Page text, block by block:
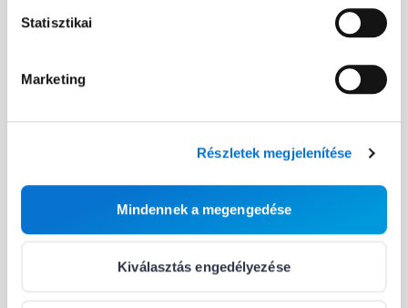
Statisztikai
Marketing
Részletek megjelenítése
Mindennek a megengedése
Kiválasztás engedélyezése
Fejlesztőknek
Integrálás & plug-inok
Rólunk
Segítség
Állások